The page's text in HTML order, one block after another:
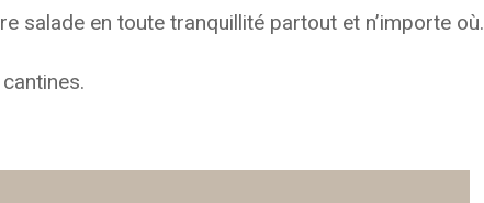
salade en toute tranquillité partout et n’importe où.